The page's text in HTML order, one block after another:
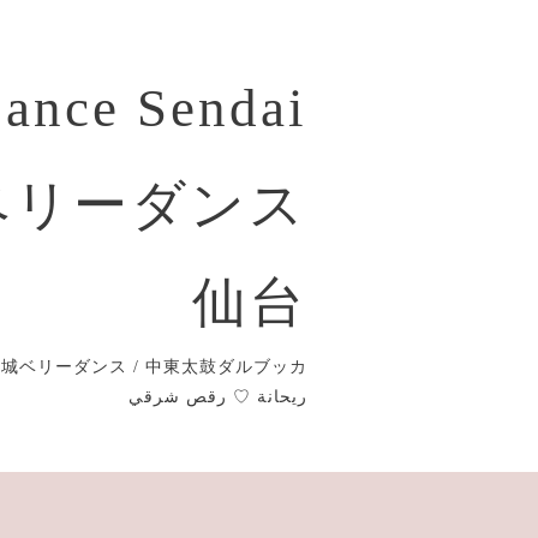
Sendai
ーダンス
仙台
ベリーダンス / 中東太鼓ダルブッカ